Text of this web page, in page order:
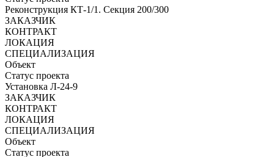
Реконструкция КТ-1/1. Секция 200/300
ЗАКАЗЧИК
КОНТРАКТ
ЛОКАЦИЯ
СПЕЦИАЛИЗАЦИЯ
Объект
Статус проекта
Установка Л-24-9
ЗАКАЗЧИК
КОНТРАКТ
ЛОКАЦИЯ
СПЕЦИАЛИЗАЦИЯ
Объект
Статус проекта